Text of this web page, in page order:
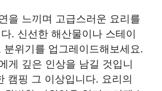
을 느끼며 고급스러운 요리를
. 신선한 해산물이나 스테이
분위기를 업그레이드해보세요.
게 깊은 인상을 남길 것입니
캠핑 그 이상입니다. 요리의